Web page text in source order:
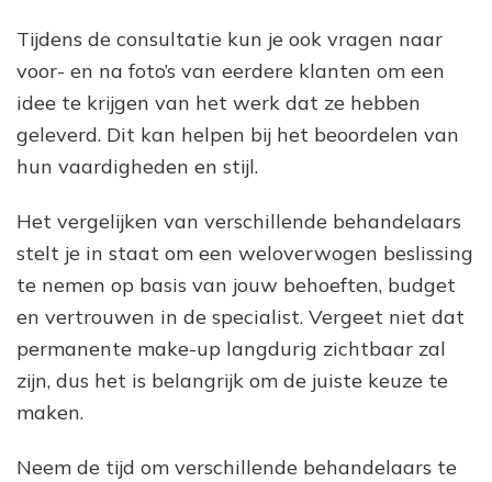
Tijdens de consultatie kun je ook vragen naar
voor- en na foto’s van eerdere klanten om een
idee te krijgen van het werk dat ze hebben
geleverd. Dit kan helpen bij het beoordelen van
hun vaardigheden en stijl.
Het vergelijken van verschillende behandelaars
stelt je in staat om een weloverwogen beslissing
te nemen op basis van jouw behoeften, budget
en vertrouwen in de specialist. Vergeet niet dat
permanente make-up langdurig zichtbaar zal
zijn, dus het is belangrijk om de juiste keuze te
maken.
Neem de tijd om verschillende behandelaars te